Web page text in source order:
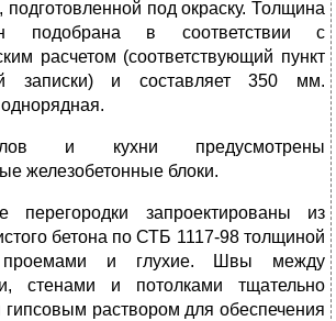
подготовленной под окраску. Толщина
подобрана в соответствии с
расчетом (соответствующий пункт
записки) и составляет 350 мм.
однорядная.
и кухни предусмотрены
железобетонные блоки.
перегородки запроектированы из
бетона по СТБ 1117-98 толщиной
и глухие. Швы между
стенами и потолками тщательно
раствором для обеспечения